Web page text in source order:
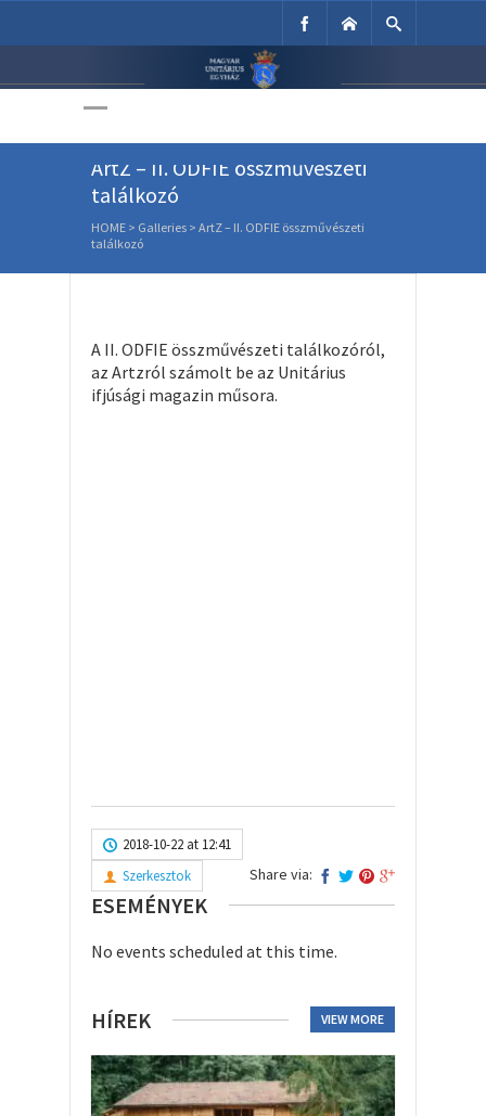
Unitárius Egyház
ArtZ – II. ODFIE összművészeti
találkozó
HOME > Galleries > ArtZ – II. ODFIE összművészeti
találkozó
A II. ODFIE összművészeti találkozóról,
az Artzról számolt be az Unitárius
ifjúsági magazin műsora.
2018-10-22 at 12:41
Szerkesztok
Share via:
ESEMÉNYEK
No events scheduled at this time.
HÍREK VIEW MORE